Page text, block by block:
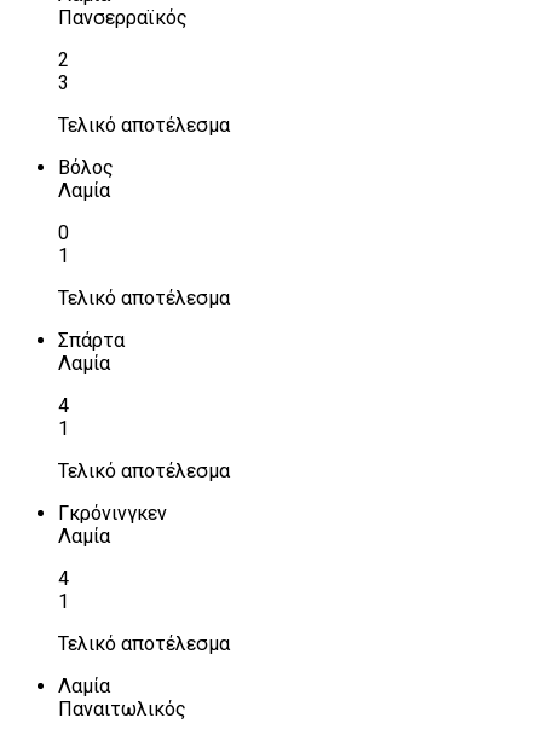
Πανσερραϊκός
2
3
Τελικό αποτέλεσμα
Βόλος
Λαμία
0
1
Τελικό αποτέλεσμα
Σπάρτα
Λαμία
4
1
Τελικό αποτέλεσμα
Γκρόνινγκεν
Λαμία
4
1
Τελικό αποτέλεσμα
Λαμία
Παναιτωλικός